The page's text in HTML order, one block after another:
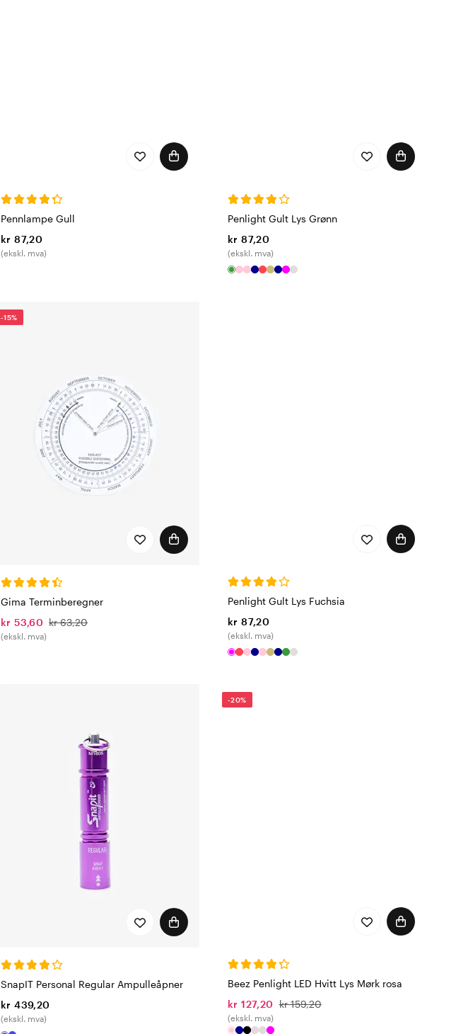
Pennlampe Gull
kr 87,20
(ekskl. mva)
Penlight Gult Lys Grønn
kr 87,20
(ekskl. mva)
-15%
Gima Terminberegner
kr 53,60 kr 63,20
(ekskl. mva)
Penlight Gult Lys Fuchsia
kr 87,20
(ekskl. mva)
SnapIT Personal Regular Ampulleåpner
kr 439,20
(ekskl. mva)
-20%
Beez Penlight LED Hvitt Lys Mørk rosa
kr 127,20 kr 159,20
(ekskl. mva)